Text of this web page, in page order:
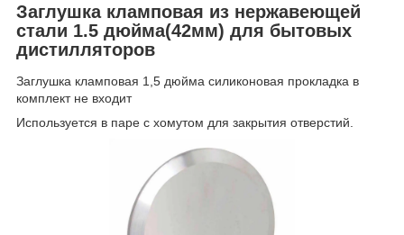
Заглушка кламповая из нержавеющей
стали 1.5 дюйма(42мм) для бытовых
дистилляторов
Заглушка кламповая 1,5 дюйма силиконовая прокладка в
комплект не входит
Используется в паре с хомутом для закрытия отверстий.